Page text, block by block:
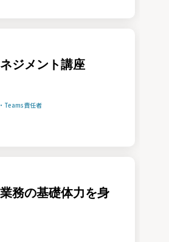
ジメント講座
Teams責任者
務の基礎体力を身